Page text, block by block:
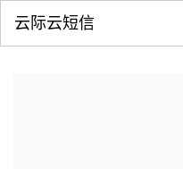
云际云短信